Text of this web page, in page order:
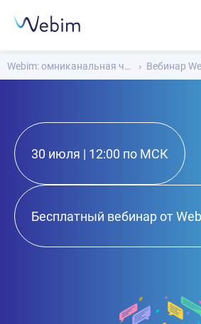
Webim: омниканальная чат-платформа для общения с клиентами Вебинар
30 июля | 12:00 по МСК
Бесплатный вебинар от